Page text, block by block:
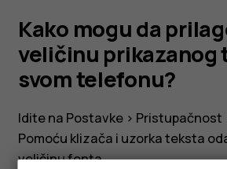
na
svom
telefonu?
Kako mogu da
veličinu prikazanog
svom telefonu?
Idite na Postavke> Pristupačnost
Pomoću klizača i uzorka teksta
veličinu fonta.